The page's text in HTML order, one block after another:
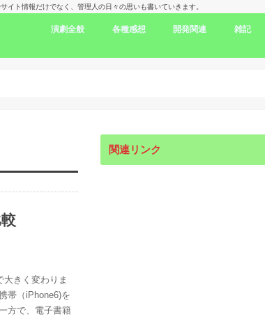
ト情報だけでなく、管理人の日々の思いも書いていきます。
演劇全般
演劇感想文リンク
舞台で見た人のドラマ出演情報
楽しみな舞台！
演劇賞
各種感想
劇評
書評
映画評
旅行記
開発関連
開発言語
iPhone/Mac
WordPress
Ubuntu
集合知/人工知能
雑記
日本
アメリカ
韓国
中国
きく変わりま
帯（iPhone6)を
方で、電子書籍
関連リンク